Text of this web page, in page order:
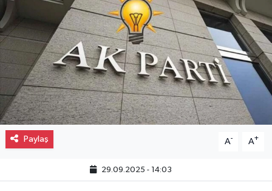
Paylaş A- A+
29.09.2025 - 14:03
Spor
Eğitim